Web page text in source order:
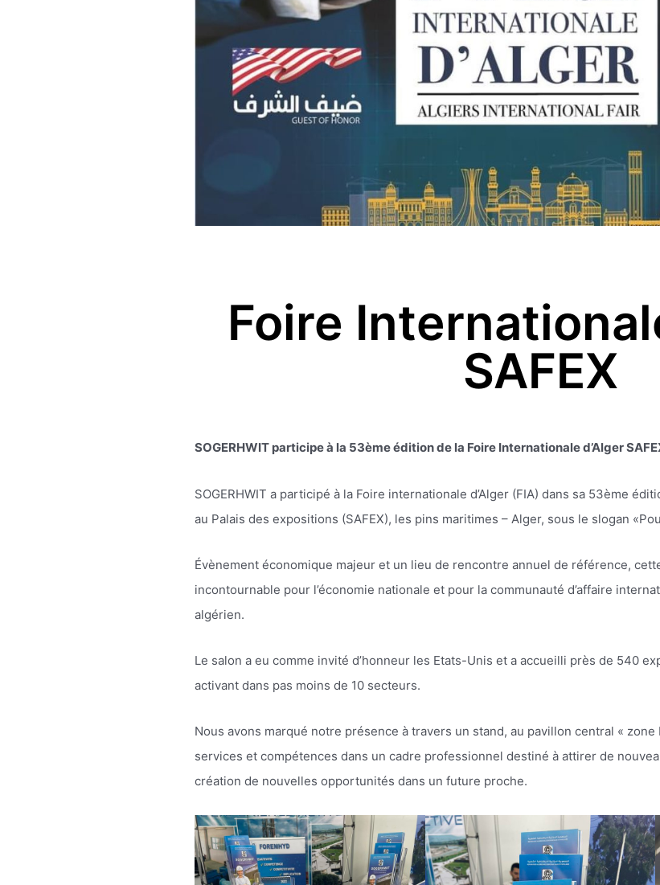
Foire
SAFEX
SOGERHWIT participe à la 53ème édition de la Foire Internationale d’Alger
SOGERHWIT a participé à la Foire internationale d’Alger (FIA) dans sa 53ème
au Palais des expositions (SAFEX), les pins maritimes – Alger, sous le slogan
Évènement économique majeur et un lieu de rencontre annuel de référence,
incontournable pour l’économie nationale et pour la communauté d’affaire
algérien.
Le salon a eu comme invité d’honneur les Etats-Unis et a accueilli près de 540
activant dans pas moins de 10 secteurs.
Nous avons marqué notre présence à travers un stand, au pavillon central «
services et compétences dans un cadre professionnel destiné à attirer de
création de nouvelles opportunités dans un future proche.